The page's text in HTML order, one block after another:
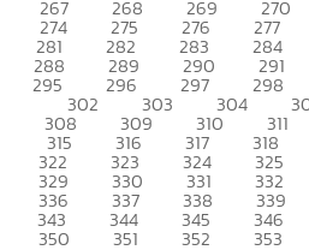
267 268 269 270
274 275 276 277
281 282 283 284
288 289 290 291
295 296 297 298
302 303 304
308 309 310 311
315 316 317 318
322 323 324 325
329 330 331 332
336 337 338 339
343 344 345 346
350 351 352 353